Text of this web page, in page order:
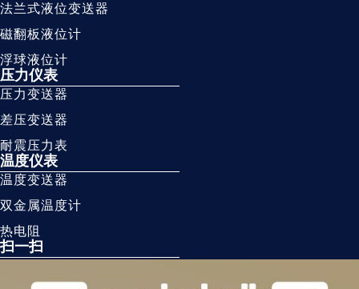
法兰式液位变送器
磁翻板液位计
浮球液位计
压力仪表
压力变送器
差压变送器
耐震压力表
温度仪表
温度变送器
双金属温度计
热电阻
扫一扫